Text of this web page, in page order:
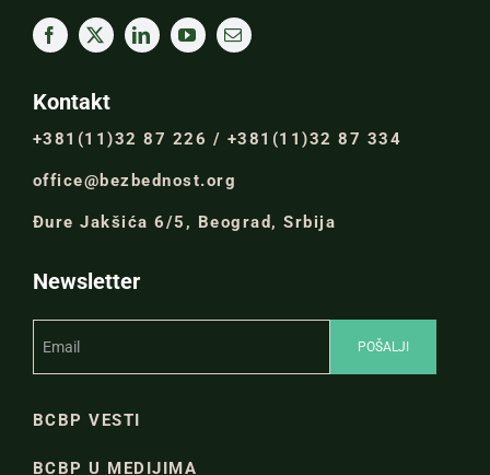
Kontakt
+381(11)32 87 226 / +381(11)32 87 334
office@bezbednost.org
Đure Jakšića 6/5, Beograd, Srbija
Newsletter
BCBP VESTI
BCBP U MEDIJIMA